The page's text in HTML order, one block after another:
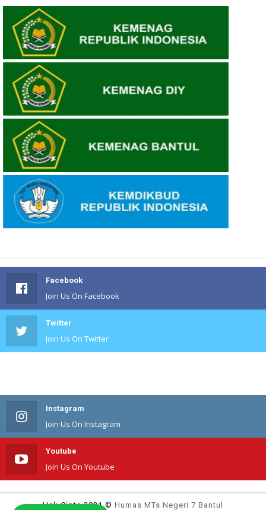
Facebook
Join Us On Facebook
Twitter
Join Us On Twitter
Instagram
Join Us On Instagram
Youtube
Join Us On Youtube
Hak Cipta 2021 © Humas MTs Negeri 7 Bantul